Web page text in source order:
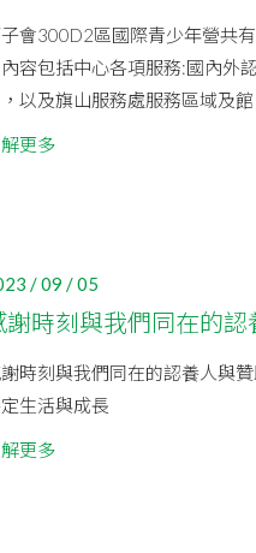
會300D2區國際青少年營共
容包括中心各項服務:國內外
以及旗山服務處服務區域及
更多
/ 09 / 05
謝時刻與我們同在的認
時刻與我們同在的認養人與
生活與成長
更多